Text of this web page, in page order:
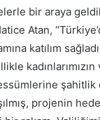
bir araya
Atan,
katılım
kadınlarımızın
şahitlik
projenin